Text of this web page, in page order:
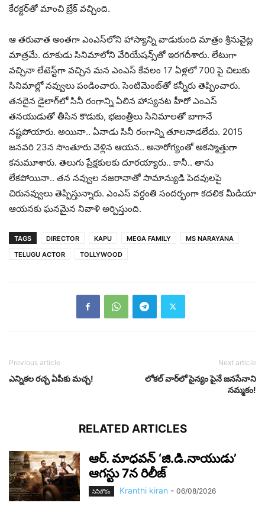
కేర‌క్ట‌ర్‌తో మాంచి బ్రేక్ వ‌చ్చింది.
ఆ త‌రువాత అంత‌గా ఎంఎస్‌లోని హాస్యాన్ని వాడుకుంది మాత్రం శ్రీనువైట్ల
మాత్ర‌మే. దూకుడు సినిమాలోని వేరియేష‌న్స్‌తో ఇర‌గ‌దీశారు. లేటుగా
వ‌చ్చినా లేటెస్ట్‌గా వ‌చ్చిన మ‌న ఎంఎస్ కేవ‌లం 17 ఏళ్ల‌లో 700 పై చిలుకు
సినిమాల్లో న‌వ్వులు పండించారు. సెంటిమెంట్‌తో క‌న్నీరు తెప్పించారు.
త‌న‌దైన డైలాగ్‌లో సినీ రంగాన్ని ఏలిన హాస్య‌న‌ట హీరో ఎంఎస్
త‌న‌యుడుతో తీసిన కొడుకు, భ‌జంత్రీలు సినిమాల‌తో బాగానే
న‌ష్ట‌పోయారు. అయినా.. ఏనాడు సినీ రంగాన్ని తూల‌నాడ‌లేదు. 2015
జ‌న‌వ‌రి 23న సొంతూరు వెళ్లిన ఆయ‌న‌.. అనారోగ్యంతో అక‌స్మాత్తుగా
క‌నుమూశారు. తెలుగు ప్రేక్ష‌కుల‌కు దూర‌య్యారు.. కానీ.. తాను
లేక‌పోయినా.. త‌న న‌వ్వుల న‌జ‌రానాతో సామాన్యుడి పెద‌వులపై
చిరున‌వ్వులు తెప్పిస్తున్నారు. ఎంఎస్ వ‌ర్దంతి సంద‌ర్భంగా క‌ద‌లిక మీడియా
ఆయ‌న‌కు ఘ‌న‌మైన నివాళి అర్పిస్తుంది.
TAGS DIRECTOR KAPU MEGA FAMILY
MS NARAYANA
TELUGU ACTOR
TOLLYWOOD
Previous article
ఎన్నిక‌ల ర‌చ్చ ఏపీకు మ‌చ్చ‌!
Next article
లోక‌ల్ వార్‌లో సైన్యం పైనే జ‌న‌సేనాని
న‌మ్మ‌కం!
RELATED ARTICLES
ఆర్‌. మాధవన్‌ ‘జి.డి.నాయుడు’
ఆగస్టు 7న రిలీజ్
సినీలోకం Kranthi kiran - 06/08/2026